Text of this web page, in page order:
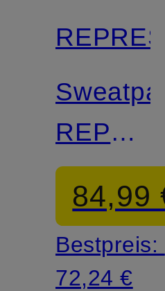
CLUB
84,99
Bestpreis:
72,24 €